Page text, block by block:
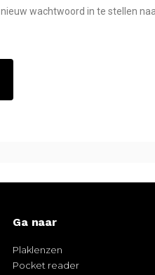
wachtwoord in te stellen
Ga naar
Plaklenzen
Pocket reader